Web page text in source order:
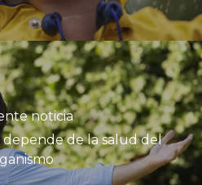
noticia
depende de la salud del